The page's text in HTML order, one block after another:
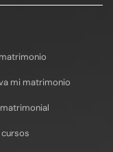
mi matrimonio